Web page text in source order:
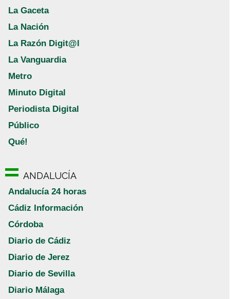
La Gaceta
La Nación
La Razón Digit@l
La Vanguardia
Metro
Minuto Digital
Periodista Digital
Público
Qué!
ANDALUCÍA
Andalucía 24 horas
Cádiz Información
Córdoba
Diario de Cádiz
Diario de Jerez
Diario de Sevilla
Diario Málaga